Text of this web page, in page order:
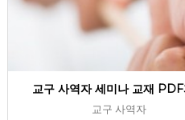
교구 사역자 세미나 교재
교구 사역자